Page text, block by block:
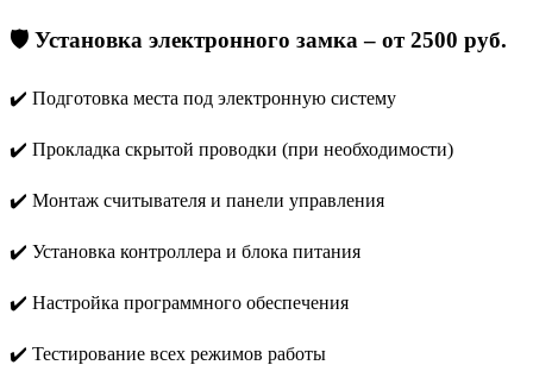
🛡 Установка электронного замка – от 2500 руб.
✔️ Подготовка места под электронную систему
✔️ Прокладка скрытой проводки (при необходимости)
✔️ Монтаж считывателя и панели управления
✔️ Установка контроллера и блока питания
✔️ Настройка программного обеспечения
✔️ Тестирование всех режимов работы